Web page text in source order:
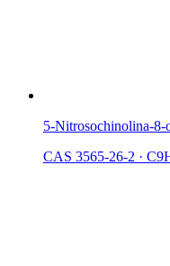
5-Nitrosochinolina-8-
CAS 3565-26-2 ·